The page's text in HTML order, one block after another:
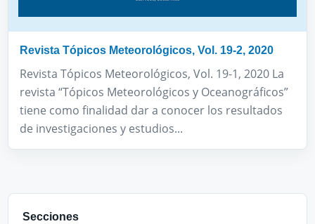
Revista Tópicos Meteorológicos, Vol. 19-2, 2020
Revista Tópicos Meteorológicos, Vol. 19-1, 2020 La
revista “Tópicos Meteorológicos y Oceanográficos”
tiene como finalidad dar a conocer los resultados
de investigaciones y estudios...
Secciones